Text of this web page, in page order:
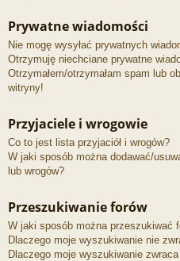
Prywatne wiadomości
Nie mogę wysyłać prywatnych
Otrzymuję niechciane prywatne
Otrzymałem/otrzymałam spam lub
witryny!
Przyjaciele i wrogowie
Co to jest lista przyjaciół i wrogów?
W jaki sposób można dodawać/
lub wrogów?
Przeszukiwanie forów
W jaki sposób można przeszukiwać
Dlaczego moje wyszukiwanie nie
Dlaczego moje wyszukiwanie